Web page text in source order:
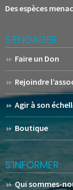
Des espèces
S’ENGAGER
Faire un Don
Rejoindre
Agir à son
Boutique
S’INFORMER
Qui sommes-